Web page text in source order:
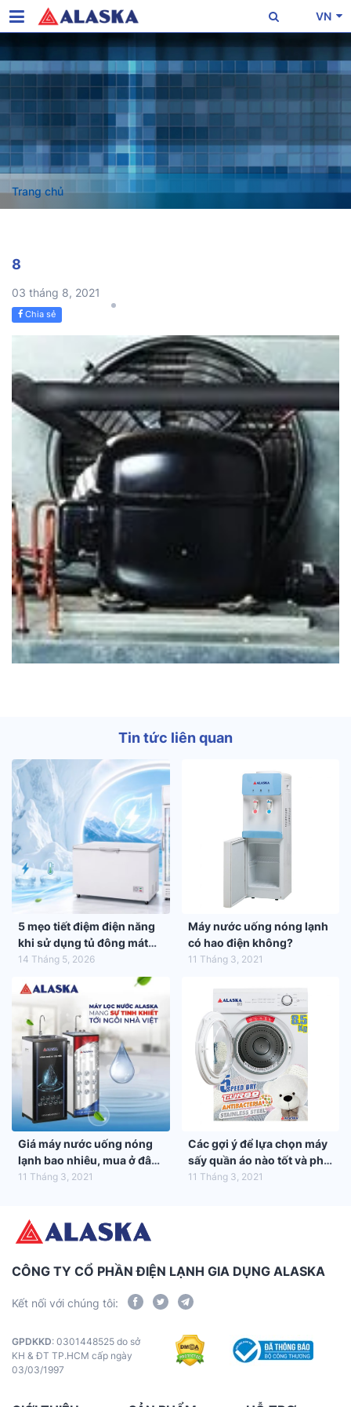
VN
Trang chủ
8
03 tháng 8, 2021
Chia sẻ
Tin tức liên quan
5 mẹo tiết điệm điện năng
khi sử dụng tủ đông mát
trong mùa hè 2026
14 Tháng 5, 2026
Máy nước uống nóng lạnh
có hao điện không?
11 Tháng 3, 2021
Giá máy nước uống nóng
lạnh bao nhiêu, mua ở đâu
tốt nhất?
11 Tháng 3, 2021
Các gợi ý để lựa chọn máy
sấy quần áo nào tốt và phù
hợp nhất với gia đình bạn
11 Tháng 3, 2021
CÔNG TY CỔ PHẦN ĐIỆN LẠNH GIA DỤNG ALASKA
Kết nối với chúng tôi:
GPDKKD: 0301448525 do sở
KH & ĐT TP.HCM cấp ngày
03/03/1997